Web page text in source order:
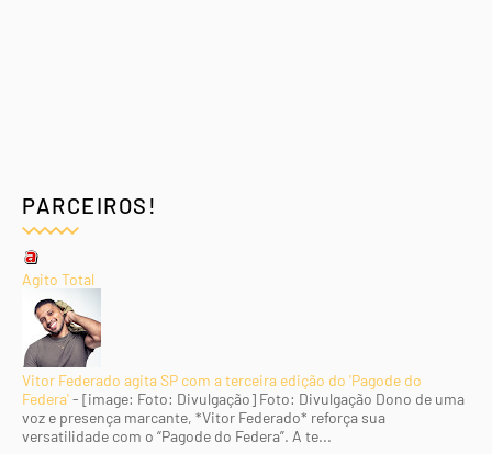
PARCEIROS!
Agito Total
Vitor Federado agita SP com a terceira edição do 'Pagode do
Federa'- [image: Foto: Divulgação] Foto: Divulgação Dono de uma
voz e presença marcante, *Vitor Federado* reforça sua
versatilidade com o “Pagode do Federa”. A te...